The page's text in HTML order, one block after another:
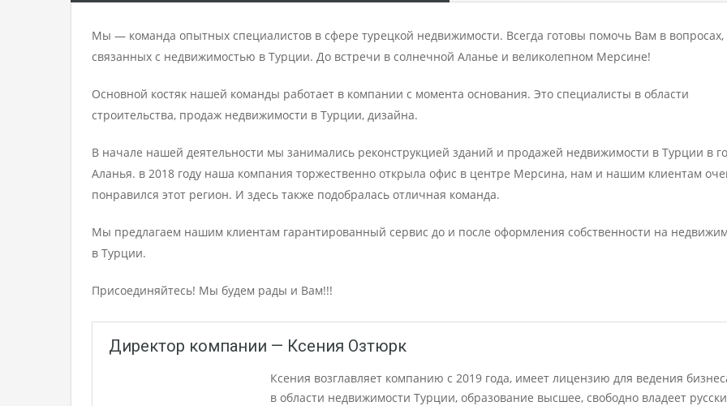
Мы — команда опытных специалистов в сфере турецкой недвижимости. Всегда готовы помочь Вам в вопросах,
связанных с недвижимостью в Турции. До встречи в солнечной Аланье и великолепном Мерсине!
Основной костяк нашей команды работает в компании с момента основания. Это специалисты в области
строительства, продаж недвижимости в Турции, дизайна.
В начале нашей деятельности мы занимались реконструкцией зданий и продажей недвижимости в Турции в
Аланья. в 2018 году наша компания торжественно открыла офис в центре Мерсина, нам и нашим клиентам
понравился этот регион. И здесь также подобралась отличная команда.
Мы предлагаем нашим клиентам гарантированный сервис до и после оформления собственности на
в Турции.
Присоединяйтесь! Мы будем рады и Вам!!!
Директор компании — Ксения Озтюрк
Ксения возглавляет компанию с 2019 года, имеет лицензию для ведения
в области недвижимости Турции, образование высшее, свободно владеет